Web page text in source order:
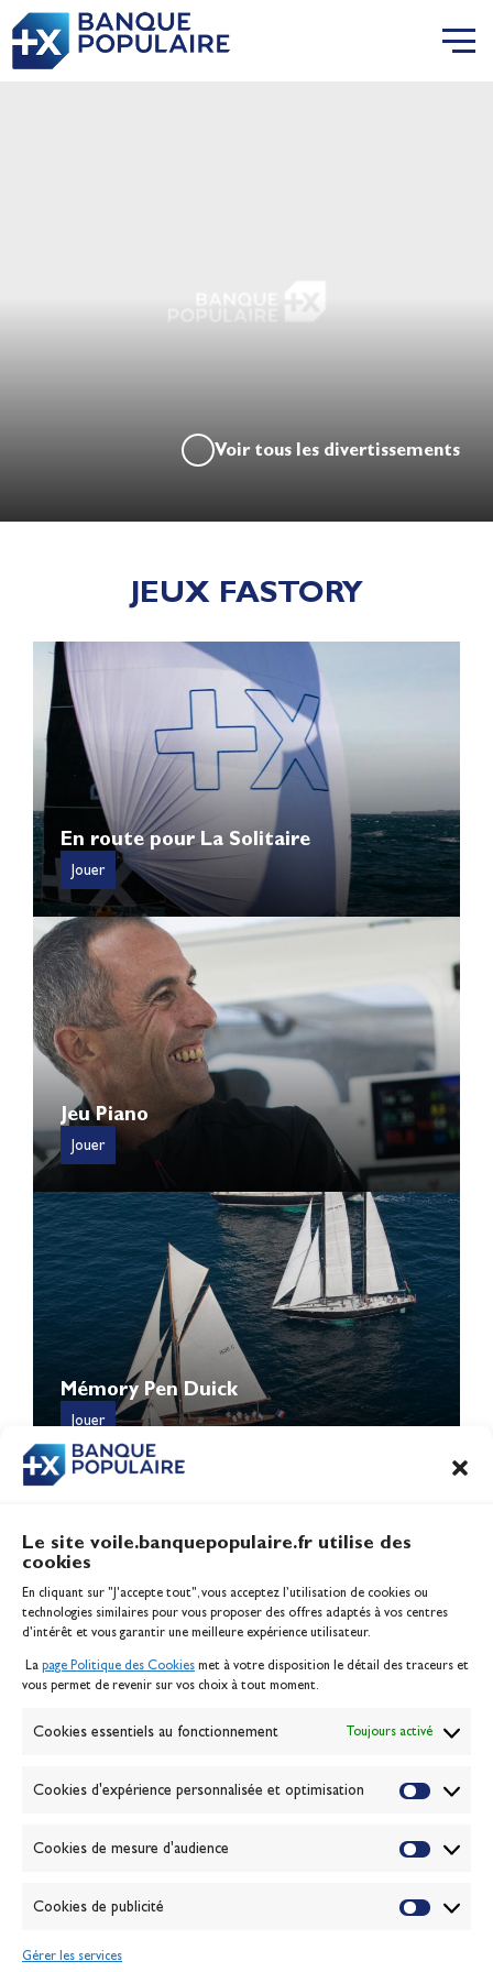
Le site voile.banquepopulaire.fr utilise des
cookies
En cliquant sur "J'accepte tout", vous acceptez l’utilisation de cookies ou
technologies similaires pour vous proposer des offres adaptés à vos centres
d’intérêt et vous garantir une meilleure expérience utilisateur.
La page Politique des Cookies met à votre disposition le détail des traceurs et
vous permet de revenir sur vos choix à tout moment.
Cookies essentiels au fonctionnement Toujours activé
Cookies d'expérience personnalisée et optimisation
Cookies de mesure d'audience
Cookies de publicité
Gérer les services
Voir tous les divertissements
JEUX FASTORY
En route pour La Solitaire
Jouer
Jeu Piano
Jouer
Mémory Pen Duick
Jouer
Inscription serveur média
Contact
Politique des cookies
Banque de la voile
Passion Voile TV
ABONNEZ-VOUS